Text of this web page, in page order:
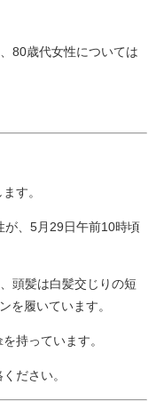
80歳代女性については
す。
が、5月29日午前10時頃
頭髪は白髪交じりの短
を履いています。
持っています。
ださい。